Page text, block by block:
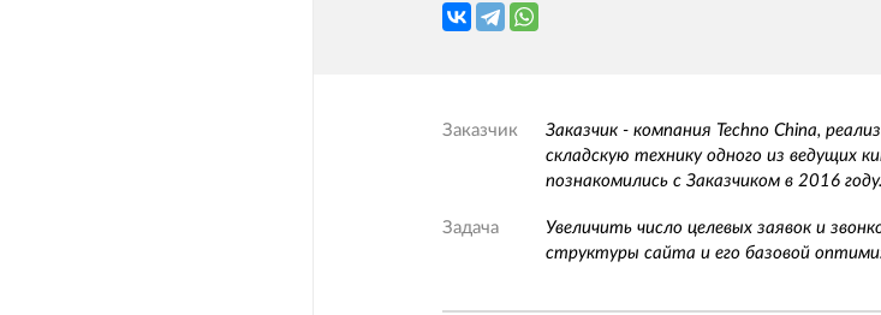
Заказчик
Заказчик - компания Techno China,
складскую технику одного из ведущих
познакомились с Заказчиком в 2016 году.
Задача
Увеличить число целевых заявок и
структуры сайта и его базовой